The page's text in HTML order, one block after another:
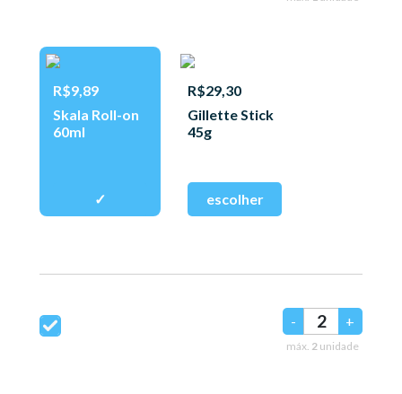
R$9,89
Skala Roll-on
60ml
R$29,30
Gillette Stick
45g
- +
máx. 2 unidade